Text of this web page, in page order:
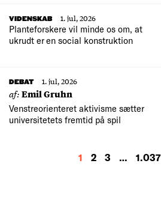
VIDENSKAB
1. jul, 2026
Planteforskere vil minde os om, at
ukrudt er en social konstruktion
DEBAT 1. jul, 2026
af:Emil Gruhn
Venstreorienteret aktivisme sætter
universitetets fremtid på spil
1 2 3 … 1.037